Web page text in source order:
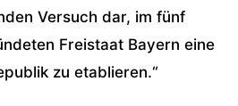
Versuch dar, im fünf
Freistaat Bayern eine
zu etablieren.“